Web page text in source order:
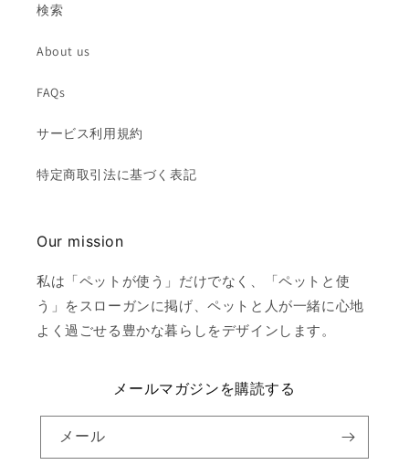
検索
About us
FAQs
サービス利用規約
特定商取引法に基づく表記
Our mission
私は「ペットが使う」だけでなく、「ペットと使
う」をスローガンに掲げ、ペットと人が一緒に心地
よく過ごせる豊かな暮らしをデザインします。
メールマガジンを購読する
メール